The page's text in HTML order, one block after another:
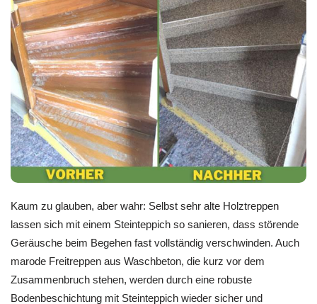
Kaum zu glauben, aber wahr: Selbst sehr alte Holztreppen
lassen sich mit einem Steinteppich so sanieren, dass störende
Geräusche beim Begehen fast vollständig verschwinden. Auch
marode Freitreppen aus Waschbeton, die kurz vor dem
Zusammenbruch stehen, werden durch eine robuste
Bodenbeschichtung mit Steinteppich wieder sicher und